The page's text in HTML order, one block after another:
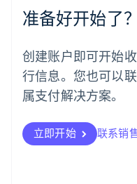
准备好开始了？
创建账户即可开始
行信息。您也可以
属支付解决方案。
立即开始 联系销
挪威
葡萄牙
Português English
日本
日本語English
瑞典
瑞士
DeutschFrançais